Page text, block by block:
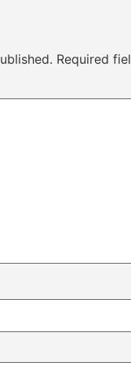
Required